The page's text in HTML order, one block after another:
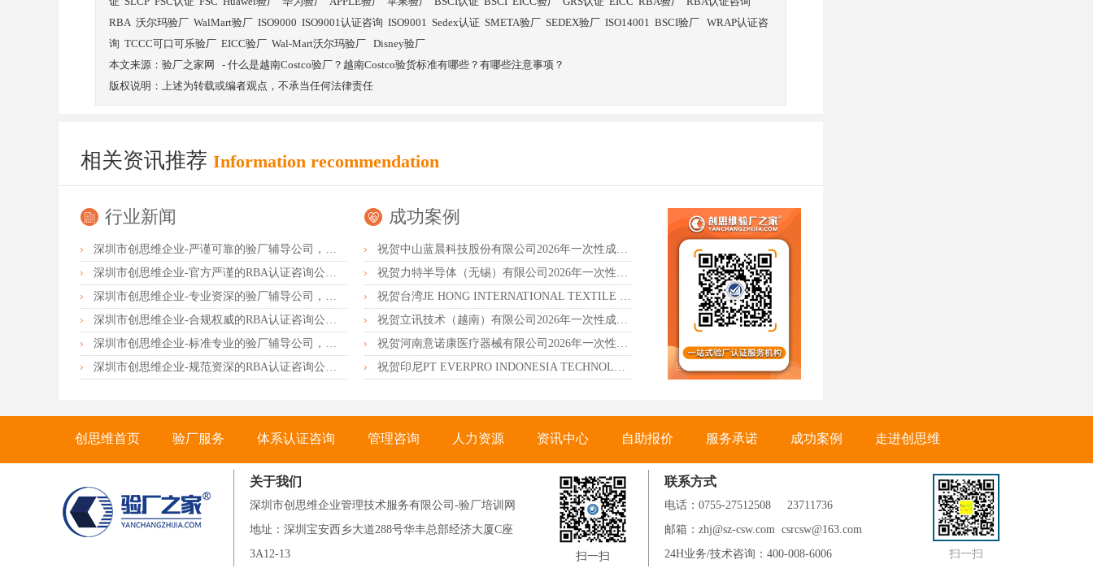
RBA 沃尔玛验厂 WalMart验厂 ISO9000 ISO9001认证咨询 ISO9001 Sedex认证 SMETA验厂 SEDEX验厂 ISO14001 BSCI验厂 WRAP认证咨
询 TCCC可口可乐验厂 EICC验厂 Wal-Mart沃尔玛验厂 Disney验厂
本文来源： 验厂之家网 - 什么是越南Costco验厂？越南Costco验货标准有哪些？有哪些注意事项？
版权说明：上述为转载或编者观点，不承当任何法律责任
相关资讯推荐 Information recommendation
行业新闻
深圳市创思维企业-严谨可靠的验厂辅导公司，行业首选真诚力荐
深圳市创思维企业-官方严谨的RBA认证咨询公司，业内首选诚挚推荐
深圳市创思维企业-专业资深的验厂辅导公司，实力首选客户力荐
深圳市创思维企业-合规权威的RBA认证咨询公司，口碑首选强烈推荐
深圳市创思维企业-标准专业的验厂辅导公司，企业首选倾情力荐
深圳市创思维企业-规范资深的RBA认证咨询公司，客户首选由衷推荐
成功案例
祝贺中山蓝晨科技股份有限公司2026年一次性成功通过BSCI验厂-B级
祝贺力特半导体（无锡）有限公司2026年一次性成功通过RBA-VAP认证审核并取得170.2分
祝贺台湾JE HONG INTERNATIONAL TEXTILE CO., LTD 2026年一次性成功通过GRS认证
祝贺立讯技术（越南）有限公司2026年一次性成功通过RBA-VAP审核获得金牌评级！
祝贺河南意诺康医疗器械有限公司2026年一次性成功通过GMP认证
祝贺印尼PT EVERPRO INDONESIA TECHNOLOGIES公司2026年一次性成功通过RBA-VAP审核
创思维首页 验厂服务 体系认证咨询 管理咨询 人力资源 资讯中心 自助报价 服务承诺 成功案例 走进创思维
联系创思维
扫一扫
关于我们
深圳市创思维企业管理技术服务有限公司-验厂培训网
地址：深圳宝安西乡大道288号华丰总部经济大厦C座
3A12-13
扫一扫
联系方式
电话：0755-27512508
23711736
邮箱：zhj@sz-csw.com csrcsw@163.com
24H业务/技术咨询：400-008-6006